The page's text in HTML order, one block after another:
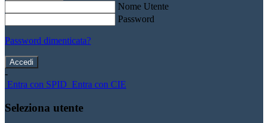
Nome Utente
Password
Password dimenticata?
-
Entra con SPID Entra con CIE
Seleziona utente